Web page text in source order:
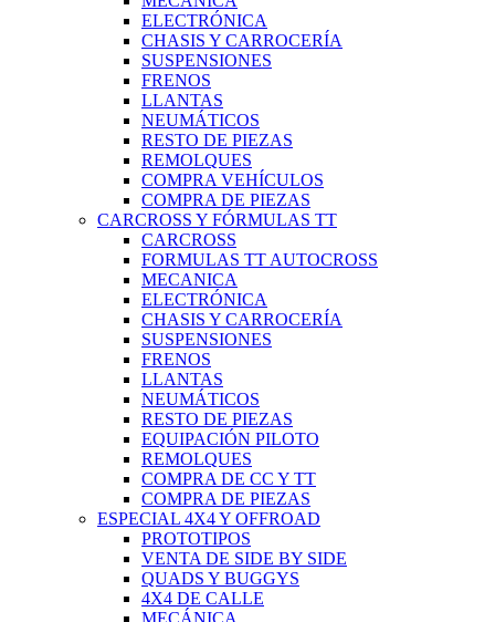
ELECTRÓNICA
CHASIS Y CARROCERÍA
SUSPENSIONES
FRENOS
LLANTAS
NEUMÁTICOS
RESTO DE PIEZAS
REMOLQUES
COMPRA VEHÍCULOS
COMPRA DE PIEZAS
CARCROSS Y FÓRMULAS TT
CARCROSS
FORMULAS TT AUTOCROSS
MECANICA
ELECTRÓNICA
CHASIS Y CARROCERÍA
SUSPENSIONES
FRENOS
LLANTAS
NEUMÁTICOS
RESTO DE PIEZAS
EQUIPACIÓN PILOTO
REMOLQUES
COMPRA DE CC Y TT
COMPRA DE PIEZAS
ESPECIAL 4X4 Y OFFROAD
PROTOTIPOS
VENTA DE SIDE BY SIDE
QUADS Y BUGGYS
4X4 DE CALLE
MECÁNICA